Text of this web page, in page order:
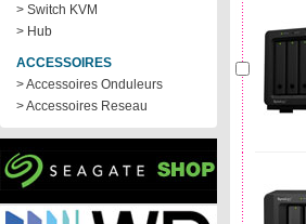
> Switch KVM
> Hub
ACCESSOIRES
> Accessoires Onduleurs
> Accessoires Reseau